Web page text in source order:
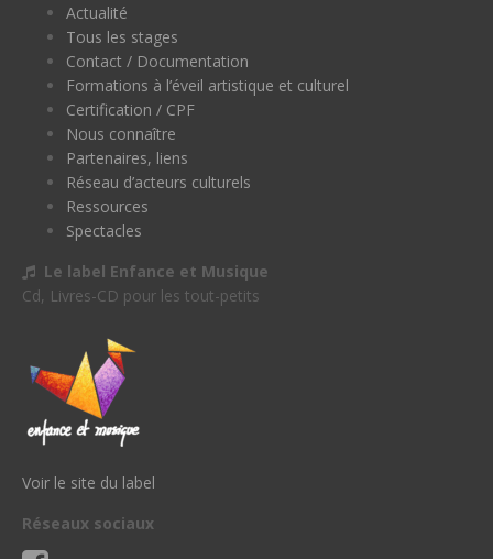
Actualité
Tous les stages
Contact / Documentation
Formations à l’éveil artistique et culturel
Certification / CPF
Nous connaître
Partenaires, liens
Réseau d’acteurs culturels
Ressources
Spectacles
Le label Enfance et Musique
Cd, Livres-CD pour les tout-petits
Voir le site du label
Réseaux sociaux